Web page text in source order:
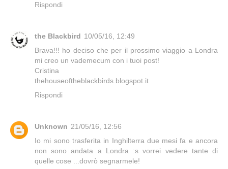
Rispondi
the Blackbird 10/05/16, 12:49
Brava!!! ho deciso che per il prossimo viaggio a Londra
mi creo un vademecum con i tuoi post!
Cristina
thehouseoftheblackbirds.blogspot.it
Rispondi
Unknown 21/05/16, 12:56
Io mi sono trasferita in Inghilterra due mesi fa e ancora
non sono andata a Londra :s vorrei vedere tante di
quelle cose ...dovrò segnarmele!